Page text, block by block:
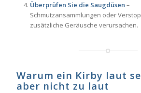
Überprüfen Sie die Saugdüsen –
Schmutzansammlungen oder
zusätzliche Geräusche verursachen.
Warum ein Kirby laut
aber nicht zu laut